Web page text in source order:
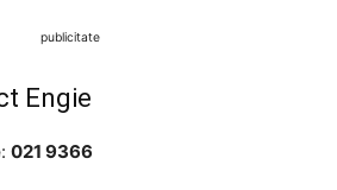
publicitate
Engie
: 021 9366